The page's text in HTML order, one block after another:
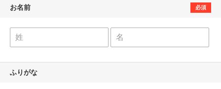
お名前 必須
ふりがな